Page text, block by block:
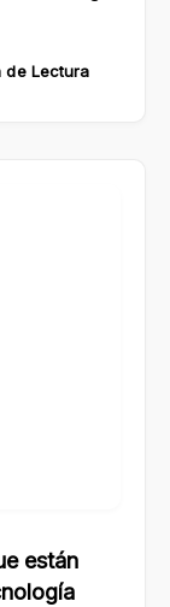
de Lectura
están